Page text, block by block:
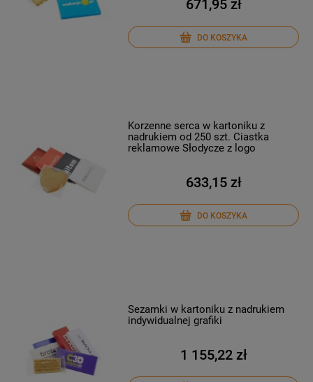
671,95 zł
DO KOSZYKA
Korzenne serca w kartoniku z
nadrukiem od 250 szt. Ciastka
reklamowe Słodycze z logo
633,15 zł
DO KOSZYKA
Sezamki w kartoniku z nadrukiem
indywidualnej grafiki
1 155,22 zł